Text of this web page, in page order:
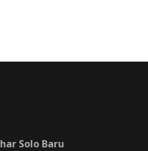
Solo Baru